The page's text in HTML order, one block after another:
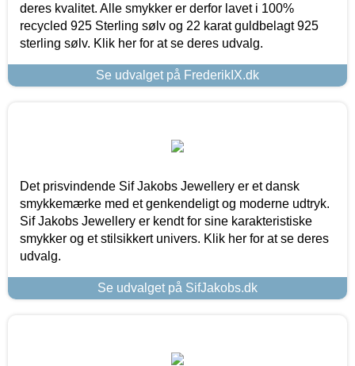
deres kvalitet. Alle smykker er derfor lavet i 100%
recycled 925 Sterling sølv og 22 karat guldbelagt 925
sterling sølv. Klik her for at se deres udvalg.
Se udvalget på FrederikIX.dk
Det prisvindende Sif Jakobs Jewellery er et dansk
smykkemærke med et genkendeligt og moderne udtryk.
Sif Jakobs Jewellery er kendt for sine karakteristiske
smykker og et stilsikkert univers. Klik her for at se deres
udvalg.
Se udvalget på SifJakobs.dk